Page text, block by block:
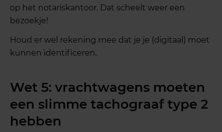
op het notariskantoor. Dat scheelt weer een
bezoekje!
Houd er wel rekening mee dat je je (digitaal) moet
kunnen identificeren.
Wet 5: vrachtwagens moeten
een slimme tachograaf type 2
hebben